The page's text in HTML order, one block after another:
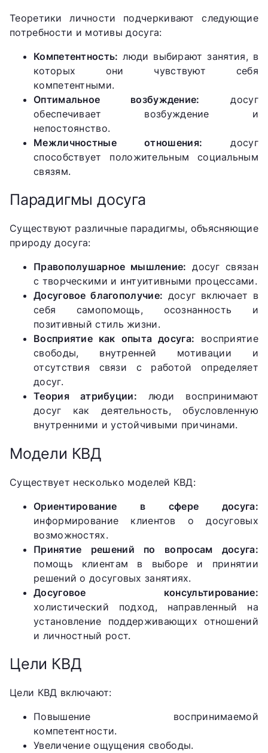
Теоретики личности подчеркивают следующие
потребности и мотивы досуга:
Компетентность: люди выбирают занятия, в
которых они чувствуют себя
компетентными.
Оптимальное возбуждение: досуг
обеспечивает возбуждение и
непостоянство.
Межличностные отношения: досуг
способствует положительным социальным
связям.
Парадигмы досуга
Существуют различные парадигмы, объясняющие
природу досуга:
Правополушарное мышление: досуг связан
с творческими и интуитивными процессами.
Досуговое благополучие: досуг включает в
себя самопомощь, осознанность и
позитивный стиль жизни.
Восприятие как опыта досуга: восприятие
свободы, внутренней мотивации и
отсутствия связи с работой определяет
досуг.
Теория атрибуции: люди воспринимают
досуг как деятельность, обусловленную
внутренними и устойчивыми причинами.
Модели КВД
Существует несколько моделей КВД:
Ориентирование в сфере досуга:
информирование клиентов о досуговых
возможностях.
Принятие решений по вопросам досуга:
помощь клиентам в выборе и принятии
решений о досуговых занятиях.
Досуговое консультирование:
холистический подход, направленный на
установление поддерживающих отношений
и личностный рост.
Цели КВД
Цели КВД включают:
Повышение воспринимаемой
компетентности.
Увеличение ощущения свободы.